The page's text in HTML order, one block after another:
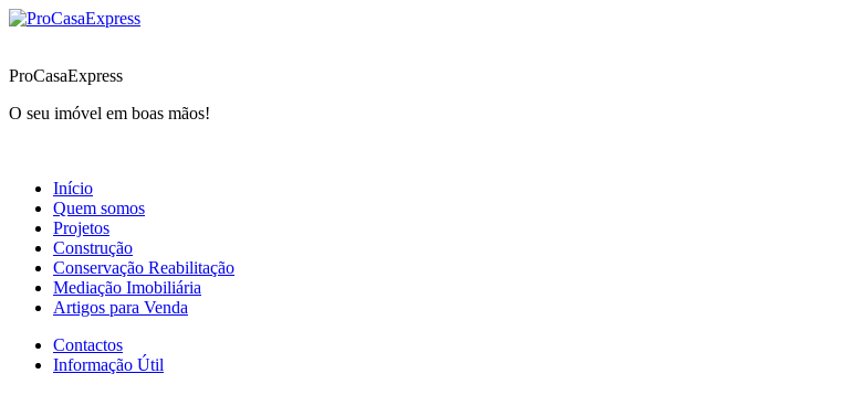
ProCasaExpress
O seu imóvel em boas mãos!
Início
Quem somos
Projetos
Construção
Conservação Reabilitação
Mediação Imobiliária
Artigos para Venda
Contactos
Informação Útil